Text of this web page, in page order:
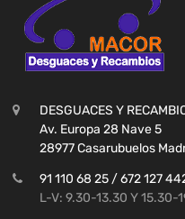
DESGUACES Y
Av. Europa 28 Nave 5
28977 Casarubuelos
91 110 68 25 / 672 127
L-V: 9.30-13.30 Y 15.30-